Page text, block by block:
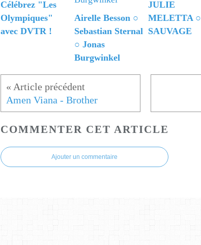
Célébrez "Les
Olympiques"
avec DVTR !
Airelle Besson ○
Sebastian Sternal
○ Jonas
Burgwinkel
JULIE
MELETTA ○
SAUVAGE
Amen Viana - Brother
COMMENTER CET ARTICLE
Ajouter un commentaire